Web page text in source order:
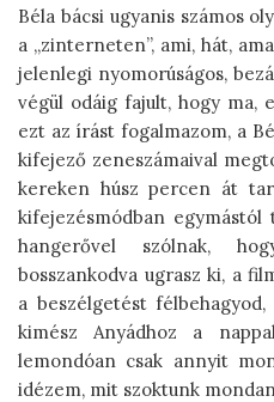
Béla bácsi ugyanis számos
a „zinterneten”, ami, hát,
jelenlegi nyomorúságos,
végül odáig fajult, hogy ma,
ezt az írást fogalmazom, a
kifejező zeneszámaival
kereken húsz percen át
kifejezésmódban
hangerővel szólnak,
bosszankodva ugrasz ki, a
a beszélgetést
kimész Anyádhoz a
lemondóan csak annyit
idézem, mit szoktunk